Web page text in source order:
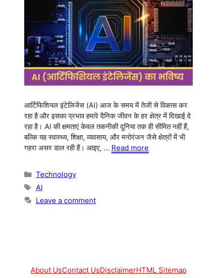
आर्टिफिशियल इंटेलिजेंस (AI) आज के समय में तेजी से विकास कर
रहा है और इसका प्रभाव हमारे दैनिक जीवन के हर क्षेत्र में दिखाई दे
रहा है। AI की क्षमताएं केवल तकनीकी दुनिया तक ही सीमित नहीं हैं,
बल्कि यह स्वास्थ्य, शिक्षा, व्यवसाय, और मनोरंजन जैसे क्षेत्रों में भी
गहरा असर डाल रही हैं। आइए, … Read more
Categories
Technology
Tags
AI
Leave a comment
About UsContact UsDisclaimerHTML Sitemap